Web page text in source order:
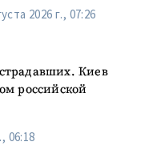
2026 г., 07:26
Киев
российской
06:18